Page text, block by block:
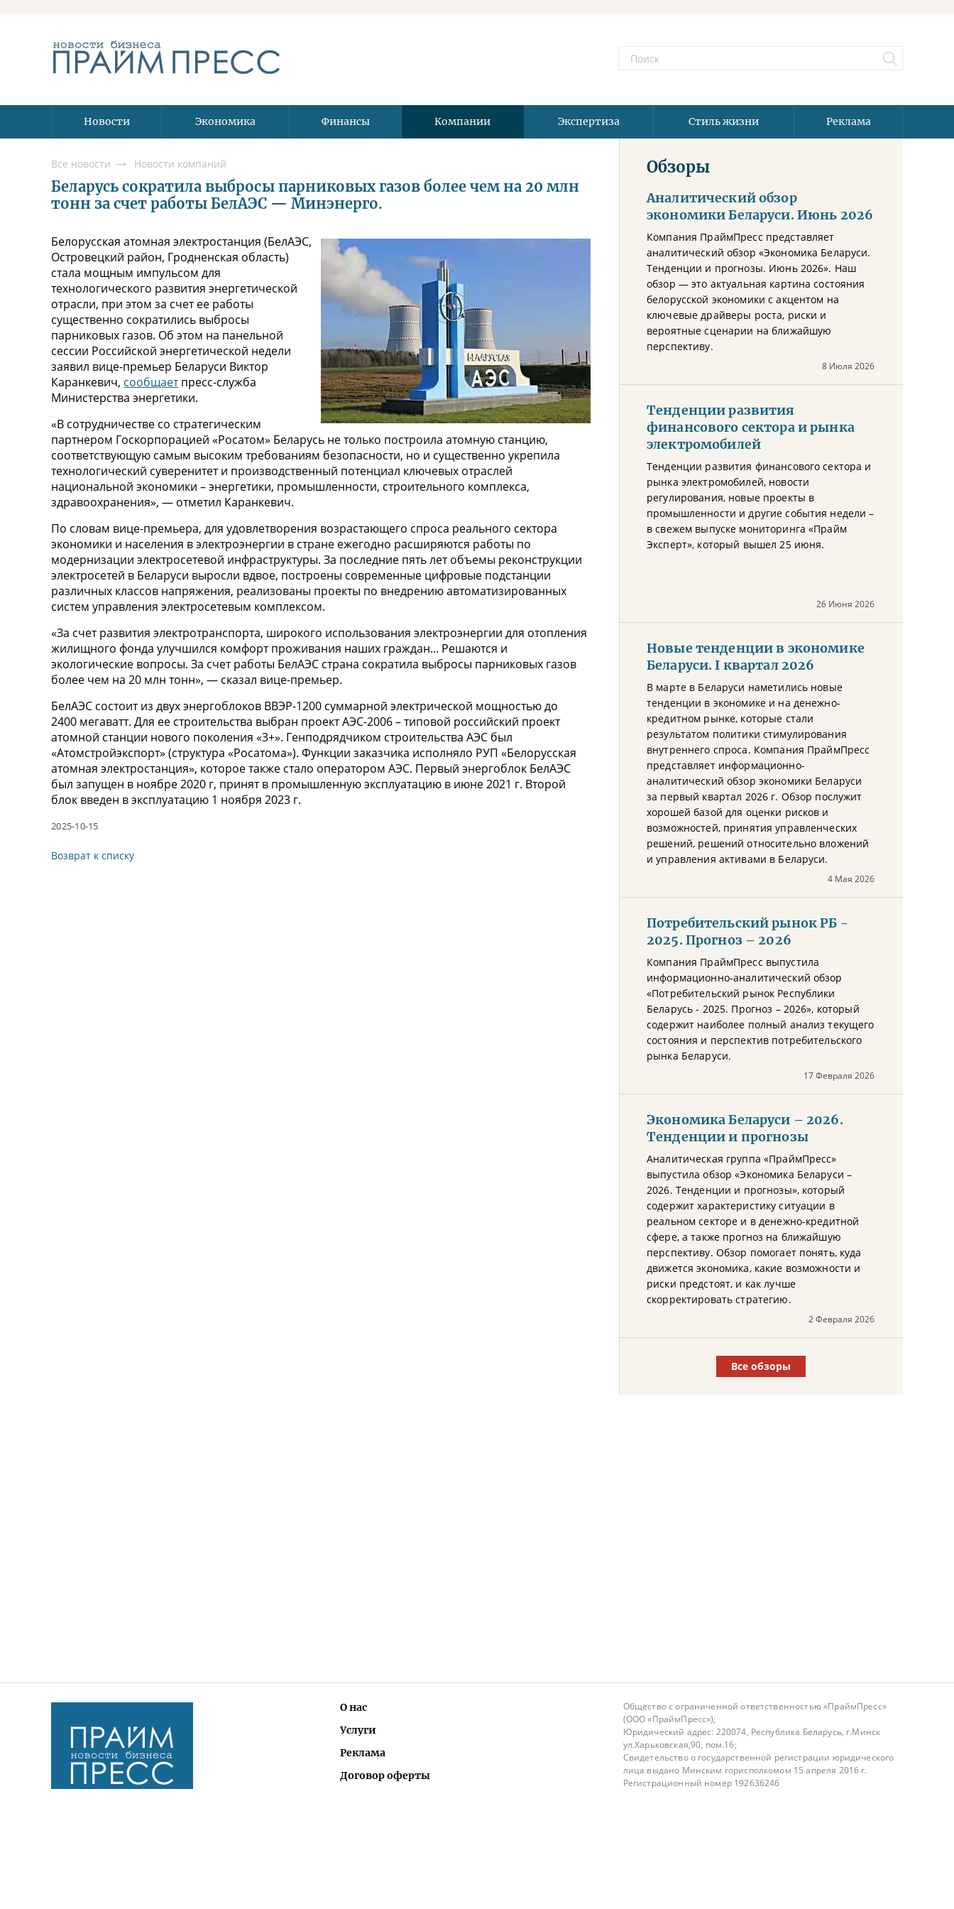
Новости Экономика Финансы Компании Экспертиза Стиль жизни Реклама
Все новости Новости компаний
Беларусь сократила выбросы парниковых газов более чем на 20 млн
тонн за счет работы БелАЭС — Минэнерго.
Белорусская атомная электростанция (БелАЭС,
Островецкий район, Гродненская область)
стала мощным импульсом для
технологического развития энергетической
отрасли, при этом за счет ее работы
существенно сократились выбросы
парниковых газов. Об этом на панельной
сессии Российской энергетической недели
заявил вице-премьер Беларуси Виктор
Каранкевич, сообщаетпресс-служба
Министерства энергетики.
«В сотрудничестве со стратегическим
партнером Госкорпорацией «Росатом» Беларусь не только построила атомную станцию,
соответствующую самым высоким требованиям безопасности, но и существенно укрепила
технологический суверенитет и производственный потенциал ключевых отраслей
национальной экономики – энергетики, промышленности, строительного комплекса,
здравоохранения», — отметил Каранкевич.
По словам вице-премьера, для удовлетворения возрастающего спроса реального сектора
экономики и населения в электроэнергии в стране ежегодно расширяются работы по
модернизации электросетевой инфраструктуры. За последние пять лет объемы реконструкции
электросетей в Беларуси выросли вдвое, построены современные цифровые подстанции
различных классов напряжения, реализованы проекты по внедрению автоматизированных
систем управления электросетевым комплексом.
«За счет развития электротранспорта, широкого использования электроэнергии для отопления
жилищного фонда улучшился комфорт проживания наших граждан... Решаются и
экологические вопросы. За счет работы БелАЭС страна сократила выбросы парниковых газов
более чем на 20 млн тонн», — сказал вице-премьер.
БелАЭС состоит из двух энергоблоков ВВЭР-1200 суммарной электрической мощностью до
2400 мегаватт. Для ее строительства выбран проект АЭС-2006 – типовой российский проект
атомной станции нового поколения «3+». Генподрядчиком строительства АЭС был
«Атомстройэкспорт» (структура «Росатома»). Функции заказчика исполняло РУП «Белорусская
атомная электростанция», которое также стало оператором АЭС. Первый энергоблок БелАЭС
был запущен в ноябре 2020 г, принят в промышленную эксплуатацию в июне 2021 г. Второй
блок введен в эксплуатацию 1 ноября 2023 г.
2025-10-15
Возврат к списку
Обзоры
Аналитический обзор
экономики Беларуси. Июнь 2026
Компания ПраймПресс представляет
аналитический обзор «Экономика Беларуси.
Тенденции и прогнозы. Июнь 2026». Наш
обзор — это актуальная картина состояния
белорусской экономики с акцентом на
ключевые драйверы роста, риски и
вероятные сценарии на ближайшую
перспективу.
8 Июля 2026
Тенденции развития
финансового сектора и рынка
электромобилей
Тенденции развития финансового сектора и
рынка электромобилей, новости
регулирования, новые проекты в
промышленности и другие события недели –
в свежем выпуске мониторинга «Прайм
Эксперт», который вышел 25 июня.
26 Июня 2026
Новые тенденции в экономике
Беларуси. I квартал 2026
В марте в Беларуси наметились новые
тенденции в экономике и на денежно-
кредитном рынке, которые стали
результатом политики стимулирования
внутреннего спроса. Компания ПраймПресс
представляет информационно-
аналитический обзор экономики Беларуси
за первый квартал 2026 г. Обзор послужит
хорошей базой для оценки рисков и
возможностей, принятия управленческих
решений, решений относительно вложений
и управления активами в Беларуси.
4 Мая 2026
Потребительский рынок РБ -
2025. Прогноз – 2026
Компания ПраймПресс выпустила
информационно-аналитический обзор
«Потребительский рынок Республики
Беларусь - 2025. Прогноз – 2026», который
содержит наиболее полный анализ текущего
состояния и перспектив потребительского
рынка Беларуси.
17 Февраля 2026
Экономика Беларуси – 2026.
Тенденции и прогнозы
Аналитическая группа «ПраймПресс»
выпустила обзор «Экономика Беларуси –
2026. Тенденции и прогнозы», который
содержит характеристику ситуации в
реальном секторе и в денежно-кредитной
сфере, а также прогноз на ближайшую
перспективу. Обзор помогает понять, куда
движется экономика, какие возможности и
риски предстоят, и как лучше
скорректировать стратегию.
2 Февраля 2026
Все обзоры
О нас
Услуги
Реклама
Договор оферты
Общество с ограниченной ответственностью «ПраймПресс»
(ООО «ПраймПресс»);
Юридический адрес: 220074, Республика Беларусь, г.Минск
ул.Харьковская,90, пом.16;
Свидетельство о государственной регистрации юридического
лица выдано Минским горисполкомом 15 апреля 2016 г.
Регистрационный номер 192636246